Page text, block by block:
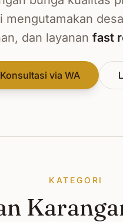
mengutamakan
dan layanan fast
Konsultasi via WA
KATEGORI